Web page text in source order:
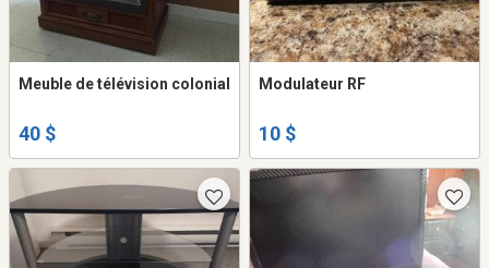
Meuble de télévision colonial
40 $
Modulateur RF
10 $